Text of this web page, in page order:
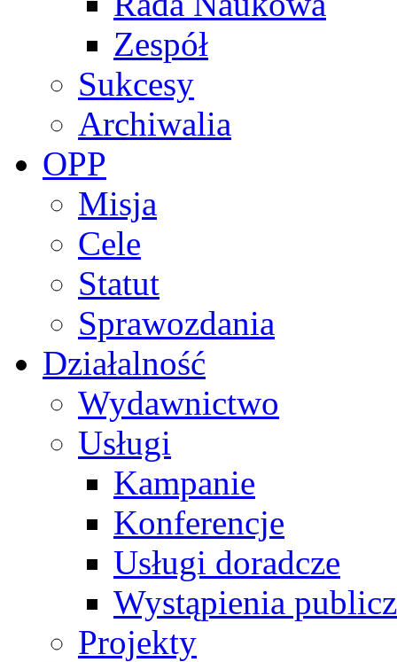
Zespół
Sukcesy
Archiwalia
OPP
Misja
Cele
Statut
Sprawozdania
Działalność
Wydawnictwo
Usługi
Kampanie
Konferencje
Usługi doradcze
Wystąpienia
Projekty